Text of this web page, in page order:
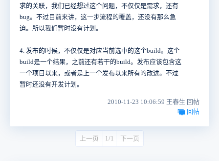
求的关联，我们已经想过这个问题，不仅仅是需求，还有
bug。不过目前来讲，这一步流程的覆盖，还没有那么急
迫。所以我们暂时没有计划。
4. 发布的时候，不仅仅是对应当前选中的这个build。这个
build是一个结果，之前还有若干的build。发布应该包含这
一个项目以来，或者是上一个发布以来所有的改进。不过
暂时还没有开发计划。
2010-11-23 10:06:59 王春生 回帖
回帖
上一页 1/1 下一页